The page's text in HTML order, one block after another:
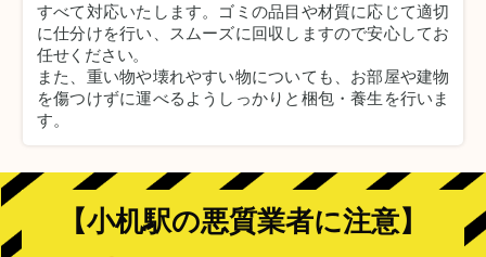
すべて対応いたします。 ゴミの品目や材質に応じて適切
に仕分けを行い、スムーズに回収しますので安心してお
任せください。
また、重い物や壊れやすい物についても、お部屋や建物
を傷つけずに運べるようしっかりと梱包・養生を行いま
す。
【小机駅の悪質業者に注意】